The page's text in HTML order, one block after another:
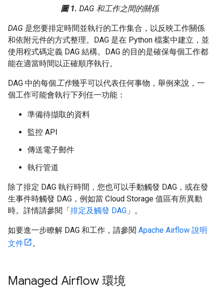
圖 1. DAG 和工作之間的關係
DAG 是您要排定時間並執行的工作集合，以反映工作關係
和依附元件的方式整理。DAG 是在 Python 檔案中建立，並
使用程式碼定義 DAG 結構。DAG 的目的是確保每個工作都
能在適當時間以正確順序執行。
DAG 中的每個工作幾乎可以代表任何事物，舉例來說，一
個工作可能會執行下列任一功能：
準備待擷取的資料
監控 API
傳送電子郵件
執行管道
除了排定 DAG 執行時間，您也可以手動觸發 DAG，或在發
生事件時觸發 DAG，例如當 Cloud Storage 值區有所異動
時。詳情請參閱「 排定及觸發 DAG 」。
如要進一步瞭解 DAG 和工作，請參閱 Apache Airflow 說明
文件
。
Managed Airflow 環境